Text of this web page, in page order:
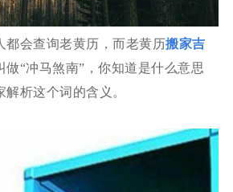
都会查询老黄历，而老黄历搬家吉
做“冲马煞南”，你知道是什么意思
析这个词的含义。